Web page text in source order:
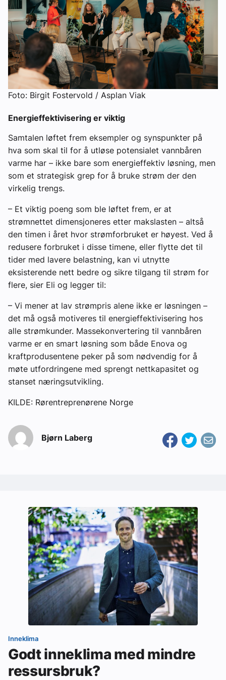
Foto: Birgit Fostervold / Asplan Viak
Energieffektivisering er viktig
Samtalen løftet frem eksempler og synspunkter på
hva som skal til for å utløse potensialet vannbåren
varme har – ikke bare som energieffektiv løsning, men
som et strategisk grep for å bruke strøm der den
virkelig trengs.
– Et viktig poeng som ble løftet frem, er at
strømnettet dimensjoneres etter makslasten – altså
den timen i året hvor strømforbruket er høyest. Ved å
redusere forbruket i disse timene, eller flytte det til
tider med lavere belastning, kan vi utnytte
eksisterende nett bedre og sikre tilgang til strøm for
flere, sier Eli og legger til:
– Vi mener at lav strømpris alene ikke er løsningen –
det må også motiveres til energieffektivisering hos
alle strømkunder. Massekonvertering til vannbåren
varme er en smart løsning som både Enova og
kraftprodusentene peker på som nødvendig for å
møte utfordringene med sprengt nettkapasitet og
stanset næringsutvikling.
KILDE: Rørentreprenørene Norge
Bjørn Laberg
Inneklima
Godt inneklima med mindre
ressursbruk?